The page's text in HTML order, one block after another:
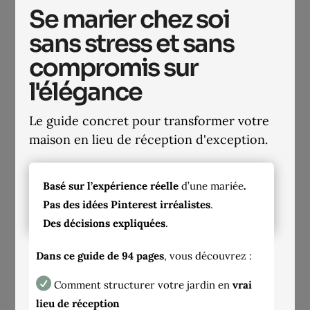
12. Prioriser la sécurité
Assurez-vous que votre maison est sécurisée et
qu’il n’y a pas d’obstacles dangereux. Si vous
servez de l’alcool, prévoyez un moyen de
naturedans votre jardin pour y loger vos invités.
Se marier chez soi
sans stress et sans
compromis sur
l'élégance
Le guide concret pour transformer votre
maison en lieu de réception d'exception.
Basé sur l’expérience réelled’une mariée.
Pas des idées Pinterest irréalistes.
Des décisions expliquées.
Dans ce guide de 94 pages, vous découvrez :
ic
Comment structurer votre jardin envrai
lieu de réception